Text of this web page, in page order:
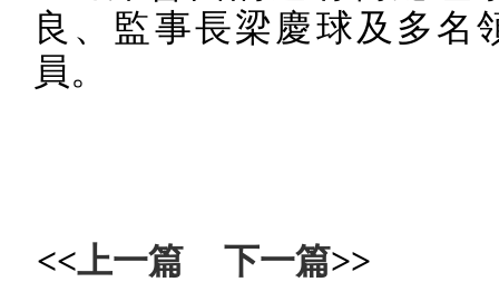
良、監事長梁慶球及多名
員。
<<上一篇 下一篇>>